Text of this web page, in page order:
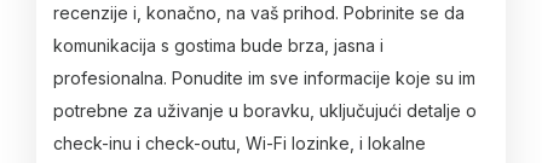
recenzije i, konačno, na vaš prihod. Pobrinite se da
komunikacija s gostima bude brza, jasna i
profesionalna. Ponudite im sve informacije koje su im
potrebne za uživanje u boravku, uključujući detalje o
check-inu i check-outu, Wi-Fi lozinke, i lokalne